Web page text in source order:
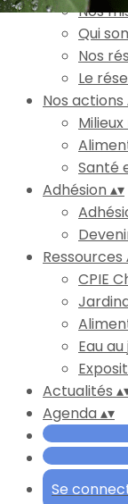
Nos
Qui
Nos
Le
Nos actions
Santé
Adhésion▴▾
Ressources
CPIE
Eau
Actualités ▴
Agenda▴▾
Se